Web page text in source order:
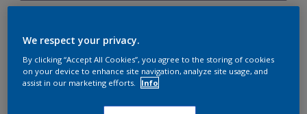
1L
Quantité Calculateur de peinture
We respect your privacy.
By clicking “Accept All Cookies”, you agree to the storing of cookies
on your device to enhance site navigation, analyze site usage, and
assist in our marketing efforts.
Info